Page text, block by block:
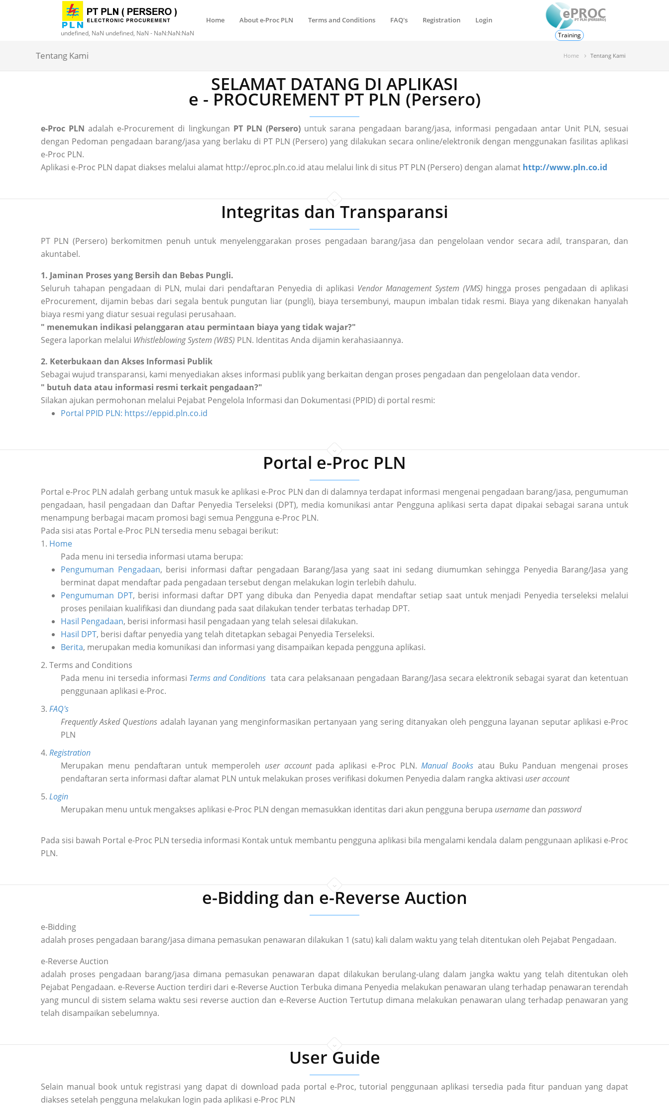
undefined, NaN undefined, NaN - NaN:NaN:NaN Training
Home About e-Proc PLN Terms and Conditions FAQ's Registration Login
Tentang Kami Home Tentang Kami
SELAMAT DATANG DI APLIKASI
e - PROCUREMENT PT PLN (Persero)
e-Proc PLN adalah e-Procurement di lingkungan PT PLN (Persero)untuk sarana pengadaan barang/jasa, informasi pengadaan antar Unit PLN, sesuai
dengan Pedoman pengadaan barang/jasa yang berlaku di PT PLN (Persero) yang dilakukan secara online/elektronik dengan menggunakan fasilitas aplikasi
e-Proc PLN.
Aplikasi e-Proc PLN dapat diakses melalui alamat http://eproc.pln.co.id atau melalui link di situs PT PLN (Persero) dengan alamat http://www.pln.co.id
Integritas dan Transparansi
PT PLN (Persero) berkomitmen penuh untuk menyelenggarakan proses pengadaan barang/jasa dan pengelolaan vendor secara adil, transparan, dan
akuntabel.
1. Jaminan Proses yang Bersih dan Bebas Pungli.
Seluruh tahapan pengadaan di PLN, mulai dari pendaftaran Penyedia di aplikasi Vendor Management System (VMS) hingga proses pengadaan di aplikasi
eProcurement, dijamin bebas dari segala bentuk pungutan liar (pungli), biaya tersembunyi, maupun imbalan tidak resmi. Biaya yang dikenakan hanyalah
biaya resmi yang diatur sesuai regulasi perusahaan.
" menemukan indikasi pelanggaran atau permintaan biaya yang tidak wajar?"
Segera laporkan melalui Whistleblowing System (WBS) PLN. Identitas Anda dijamin kerahasiaannya.
2. Keterbukaan dan Akses Informasi Publik
Sebagai wujud transparansi, kami menyediakan akses informasi publik yang berkaitan dengan proses pengadaan dan pengelolaan data vendor.
" butuh data atau informasi resmi terkait pengadaan?"
Silakan ajukan permohonan melalui Pejabat Pengelola Informasi dan Dokumentasi (PPID) di portal resmi:
Portal PPID PLN: https://eppid.pln.co.id
Portal e-Proc PLN
Portal e-Proc PLN adalah gerbang untuk masuk ke aplikasi e-Proc PLN dan di dalamnya terdapat informasi mengenai pengadaan barang/jasa, pengumuman
pengadaan, hasil pengadaan dan Daftar Penyedia Terseleksi (DPT), media komunikasi antar Pengguna aplikasi serta dapat dipakai sebagai sarana untuk
menampung berbagai macam promosi bagi semua Pengguna e-Proc PLN.
Pada sisi atas Portal e-Proc PLN tersedia menu sebagai berikut:
1. Home
Pada menu ini tersedia informasi utama berupa:
Pengumuman Pengadaan, berisi informasi daftar pengadaan Barang/Jasa yang saat ini sedang diumumkan sehingga Penyedia Barang/Jasa yang
berminat dapat mendaftar pada pengadaan tersebut dengan melakukan login terlebih dahulu.
Pengumuman DPT, berisi informasi daftar DPT yang dibuka dan Penyedia dapat mendaftar setiap saat untuk menjadi Penyedia terseleksi melalui
proses penilaian kualifikasi dan diundang pada saat dilakukan tender terbatas terhadap DPT.
Hasil Pengadaan, berisi informasi hasil pengadaan yang telah selesai dilakukan.
Hasil DPT, berisi daftar penyedia yang telah ditetapkan sebagai Penyedia Terseleksi.
Berita, merupakan media komunikasi dan informasi yang disampaikan kepada pengguna aplikasi.
2. Terms and Conditions
Pada menu ini tersedia informasi Terms and Conditions tata cara pelaksanaan pengadaan Barang/Jasa secara elektronik sebagai syarat dan ketentuan
penggunaan aplikasi e-Proc.
3. FAQ's
Frequently Asked Questions adalah layanan yang menginformasikan pertanyaan yang sering ditanyakan oleh pengguna layanan seputar aplikasi e-Proc
PLN
4. Registration
Merupakan menu pendaftaran untuk memperoleh user accountpada aplikasi e-Proc PLN.Manual Books atau Buku Panduan mengenai proses
pendaftaran serta informasi daftar alamat PLN untuk melakukan proses verifikasi dokumen Penyedia dalam rangka aktivasi user account
5. Login
Merupakan menu untuk mengakses aplikasi e-Proc PLN dengan memasukkan identitas dari akun pengguna berupa username dan password
Pada sisi bawah Portal e-Proc PLN tersedia informasi Kontak untuk membantu pengguna aplikasi bila mengalami kendala dalam penggunaan aplikasi e-Proc
PLN.
e-Bidding dan e-Reverse Auction
e-Bidding
adalah proses pengadaan barang/jasa dimana pemasukan penawaran dilakukan 1 (satu) kali dalam waktu yang telah ditentukan oleh Pejabat Pengadaan.
e-Reverse Auction
adalah proses pengadaan barang/jasa dimana pemasukan penawaran dapat dilakukan berulang-ulang dalam jangka waktu yang telah ditentukan oleh
Pejabat Pengadaan. e-Reverse Auction terdiri dari e-Reverse Auction Terbuka dimana Penyedia melakukan penawaran ulang terhadap penawaran terendah
yang muncul di sistem selama waktu sesi reverse auction dan e-Reverse Auction Tertutup dimana melakukan penawaran ulang terhadap penawaran yang
telah disampaikan sebelumnya.
User Guide
Selain manual book untuk registrasi yang dapat di download pada portal e-Proc, tutorial penggunaan aplikasi tersedia pada fitur panduan yang dapat
diakses setelah pengguna melakukan login pada aplikasi e-Proc PLN